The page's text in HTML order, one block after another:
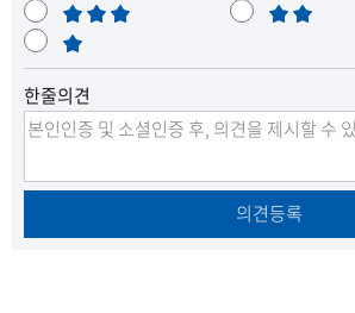
우
만
족
족
보
통
불
매
우
불
만
한줄의견
의견등록